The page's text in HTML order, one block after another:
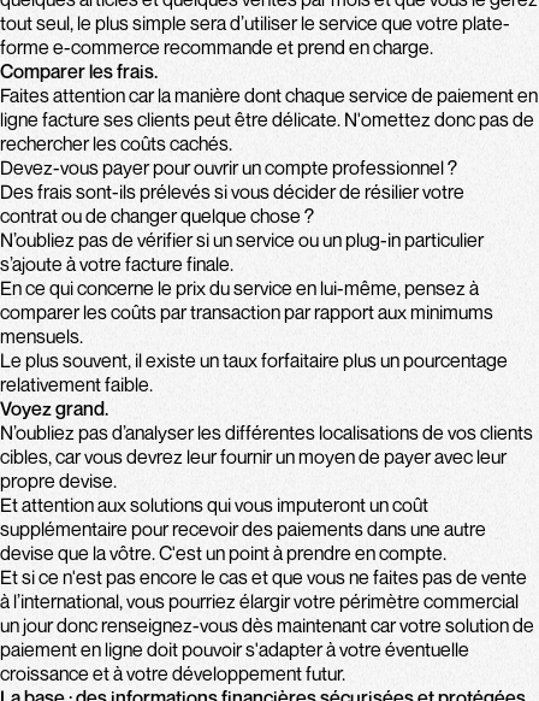
tout seul, le plus simple sera d’utiliser le service que votre plate-
forme e-commerce recommande et prend en charge.
Comparer les frais.
Faites attention car la manière dont chaque service de paiement en
ligne facture ses clients peut être délicate. N'omettez donc pas de
rechercher les coûts cachés.
Devez-vous payer pour ouvrir un compte professionnel ?
Des frais sont-ils prélevés si vous décider de résilier votre
contrat ou de changer quelque chose ?
N’oubliez pas de vérifier si un service ou un plug-in particulier
s’ajoute à votre facture finale.
En ce qui concerne le prix du service en lui-même, pensez à
comparer les coûts par transaction par rapport aux minimums
mensuels.
Le plus souvent, il existe un taux forfaitaire plus un pourcentage
relativement faible.
Voyez grand.
N’oubliez pas d’analyser les différentes localisations de vos clients
cibles, car vous devrez leur fournir un moyen de payer avec leur
propre devise.
Et attention aux solutions qui vous imputeront un coût
supplémentaire pour recevoir des paiements dans une autre
devise que la vôtre. C'est un point à prendre en compte.
Et si ce n'est pas encore le cas et que vous ne faites pas de vente
à l’international, vous pourriez élargir votre périmètre commercial
un jour donc renseignez-vous dès maintenant car votre solution de
paiement en ligne doit pouvoir s'adapter à votre éventuelle
croissance et à votre développement futur.